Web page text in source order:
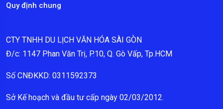
Quy định chung
CTY TNHH DU LỊCH VĂN HÓA SÀI GÒN
Đ/c: 1147 Phan Văn Trị, P.10, Q. Gò Vấp, Tp.HCM
Số CNĐKKD: 0311592373
Sở Kế hoạch và đầu tư cấp ngày 02/03/2012.